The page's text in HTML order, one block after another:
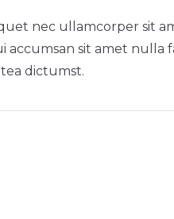
nec ullamcorper sit
accumsan sit amet nulla
dictumst.